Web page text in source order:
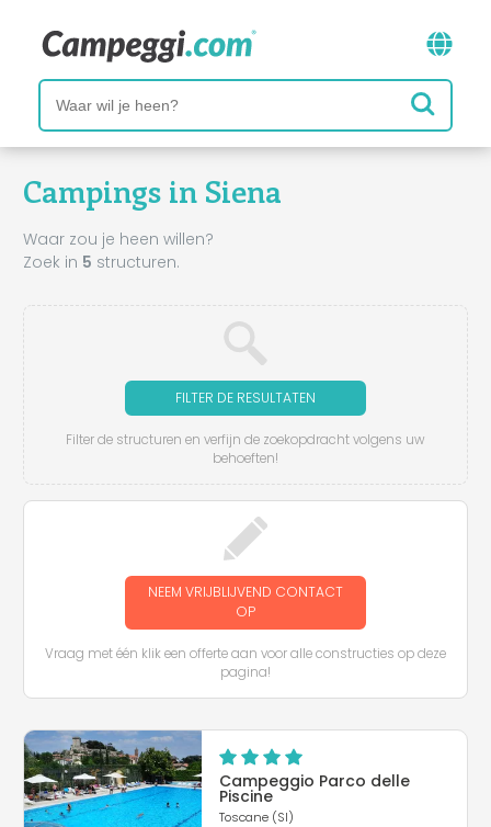
Campings in Siena
Waar zou je heen willen?
Zoek in 5 structuren.
FILTER DE RESULTATEN
Filter de structuren en verfijn de zoekopdracht volgens uw
behoeften!
NEEM VRIJBLIJVEND CONTACT
OP
Vraag met één klik een offerte aan voor alle constructies op deze
pagina!
Campeggio Parco delle
Piscine
Toscane (SI)